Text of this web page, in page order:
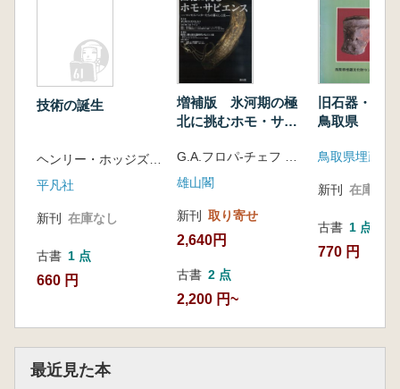
第4節 後期細石刃石器群における石器群構
第5節 細石刃期の行動パターンと行動領域
の変化
第4章 九州細石刃石器群の周辺
第1節 細石刃出現以前の九州―ナイフ形石
第2節 細石刃期直後の九州―縄文時代草創
期石鏃石器群―
第4節 九州細石刃石器群の時空間的位置づ
第5章 九州細石刃石器群の移動・居住システ
ム
第1節 九州における細石刃期の環境
第2節 行動パターンと行動領域の変化の背
景
第3節 結 論
技術の誕生
平凡社
新刊 在庫なし
古書 1 点
660 円
増補版 氷河期の極
北に挑むホモ・サピ
ンターたちの暮らし
と技
雄山閣
新刊 取り寄せ
2,640円
古書 2 点
2,200 円~
旧石器・縄
鳥取県
新刊 在庫なし
古書 1 点
770 円
最近見た本